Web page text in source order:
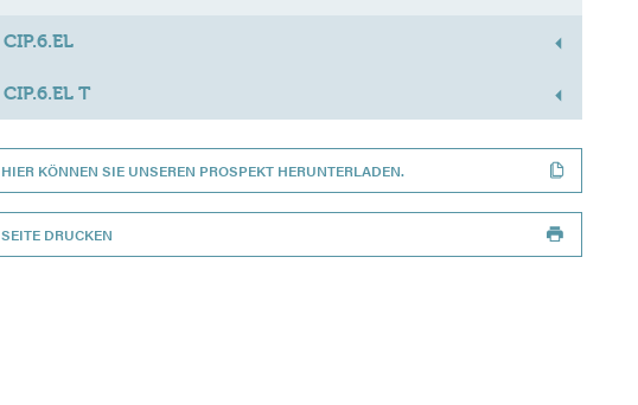
CIP.6.EL
CIP.6.EL T
HIER KÖNNEN SIE UNSEREN PROSPEKT HERUNTERLADEN.
SEITE DRUCKEN